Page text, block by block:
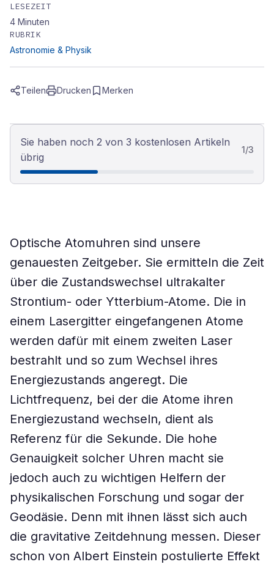
LESEZEIT
4 Minuten
RUBRIK
Astronomie & Physik
Teilen Drucken Merken
Sie haben noch 2 von 3 kostenlosen Artikeln
übrig
1/3
Optische Atomuhren sind unsere
genauesten Zeitgeber. Sie ermitteln die Zeit
über die Zustandswechsel ultrakalter
Strontium- oder Ytterbium-Atome. Die in
einem Lasergitter eingefangenen Atome
werden dafür mit einem zweiten Laser
bestrahlt und so zum Wechsel ihres
Energiezustands angeregt. Die
Lichtfrequenz, bei der die Atome ihren
Energiezustand wechseln, dient als
Referenz für die Sekunde. Die hohe
Genauigkeit solcher Uhren macht sie
jedoch auch zu wichtigen Helfern der
physikalischen Forschung und sogar der
Geodäsie. Denn mit ihnen lässt sich auch
die gravitative Zeitdehnung messen. Dieser
schon von Albert Einstein postulierte Effekt